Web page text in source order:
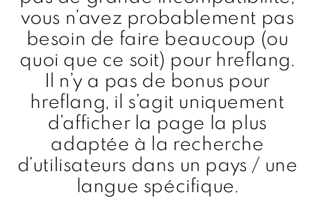
vous n’avez probablement pas
besoin de faire beaucoup (ou
quoi que ce soit) pour hreflang.
Il n’y a pas de bonus pour
hreflang, il s’agit uniquement
d’afficher la page la plus
adaptée à la recherche
d’utilisateurs dans un pays / une
langue spécifique.